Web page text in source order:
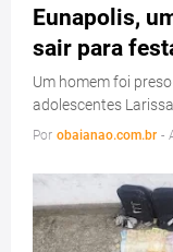
Eunapolis,
sair para
Um homem foi
adolescentes
Por obaianao.com.br -